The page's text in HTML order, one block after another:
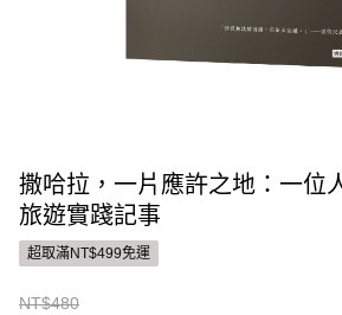
撒哈拉，一片應許之地：一位
旅遊實踐記事
超取滿NT$499免運
NT$480